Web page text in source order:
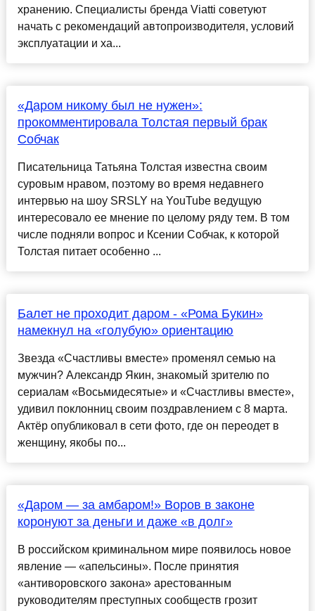
хранению. Специалисты бренда Viatti советуют
начать с рекомендаций автопроизводителя, условий
эксплуатации и ха...
«Даром никому был не нужен»:
прокомментировала Толстая первый брак
Собчак
Писательница Татьяна Толстая известна своим
суровым нравом, поэтому во время недавнего
интервью на шоу SRSLY на YouTube ведущую
интересовало ее мнение по целому ряду тем. В том
числе подняли вопрос и Ксении Собчак, к которой
Толстая питает особенно ...
Балет не проходит даром - «Рома Букин»
намекнул на «голубую» ориентацию
Звезда «Счастливы вместе» променял семью на
мужчин? Александр Якин, знакомый зрителю по
сериалам «Восьмидесятые» и «Счастливы вместе»,
удивил поклонниц своим поздравлением с 8 марта.
Актёр опубликовал в сети фото, где он переодет в
женщину, якобы по...
«Даром — за амбаром!» Воров в законе
коронуют за деньги и даже «в долг»
В российском криминальном мире появилось новое
явление — «апельсины». После принятия
«антиворовского закона» арестованным
руководителям преступных сообществ грозит